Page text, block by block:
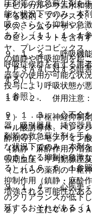
ナビルカルシウム水和
する製剤＜プリジスタ
クス、シムツーザ＞）
コビシスタットを含有
ヤ、プレジコビックス
の鎮静や呼吸抑制を起
ＹＰ３Ａ４に対する阻
する）］。
１０．２． 併用注意：
１）． 中枢神経抑制
ール酸誘導体、ベンゾ
酔剤等）、モノアミン
［鎮静・麻酔作用が増
張期血圧・平均動脈圧
（これらの薬剤の中枢
抑制作用（鎮静・麻酔
増強される可能性があ
２）． 主にＣＹＰ３
圧剤等の救急蘇生剤を
能な状況下でのみ、本
吸のさらなる抑制や急
ある）〔１１．１．１
９．１．２． 呼吸機
呼吸症候群を有する患
器等の使用が可能な状
投与により呼吸状態が
１参照〕。
９．１．３． 心不全
器、吸引器具、挿管器
剤等の救急蘇生剤を手
な状況下でのみ、本剤
のさらなる抑制や急激
る）〔１６．６．１参
９．１．４． 心疾患＜
のクリアランスが低下
延するおそれがある〔